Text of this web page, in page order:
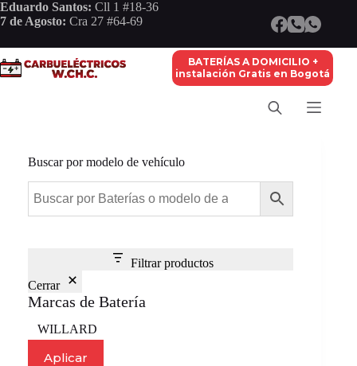
Saltar
al
Eduardo Santos: Cll 1 #18-36
7 de Agosto: Cra 27 #64-69
BATERÍAS A DOMICILIO +
instalación Gratis en Bogotá
Buscar por modelo de vehículo
Filtrar productos
Cerrar
Marcas de Batería
Marca
WILLARD
Aplicar